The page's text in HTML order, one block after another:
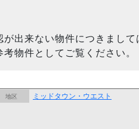
出来ない物件につきまし
物件としてご覧ください。
地区 ミッドタウン・ウエスト